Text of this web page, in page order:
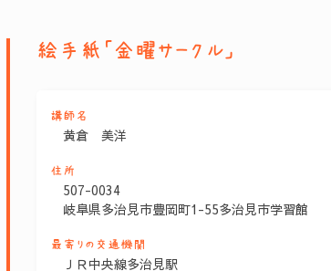
絵手紙「金曜サークル」
講師名
黄倉 美洋
住所
507-0034
岐阜県多治見市豊岡町1-55多治見市学習館
最寄りの交通機関
ＪＲ中央線多治見駅